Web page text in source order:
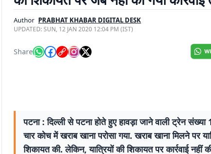
Author PRABHAT KHABAR DIGITAL DESK
UPDATED:SUN, 12 JAN 2020 12:04 PM (IST)
Share
पटना : दिल्ली से पटना होते हुए हावड़ा जाने वाली ट्रेन
चार कोच में खराब खाना परोसा गया. खराब खाना मिलने पर
शिकायत की. लेकिन, यात्रियों की शिकायत पर कार्रवाई